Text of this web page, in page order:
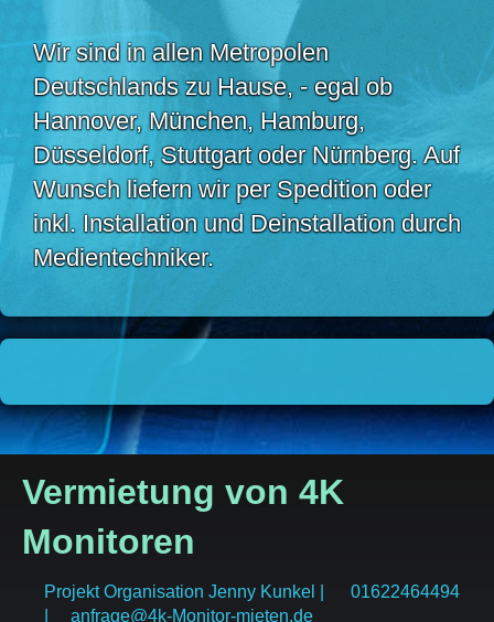
Wir sind in allen Metropolen
Deutschlands zu Hause, - egal ob
Hannover, München, Hamburg,
Düsseldorf, Stuttgart oder Nürnberg. Auf
Wunsch liefern wir per Spedition oder
inkl. Installation und Deinstallation durch
Medientechniker.
Vermietung von 4K
Monitoren
Projekt Organisation Jenny Kunkel | 01622464494
| anfrage@4k-Monitor-mieten.de